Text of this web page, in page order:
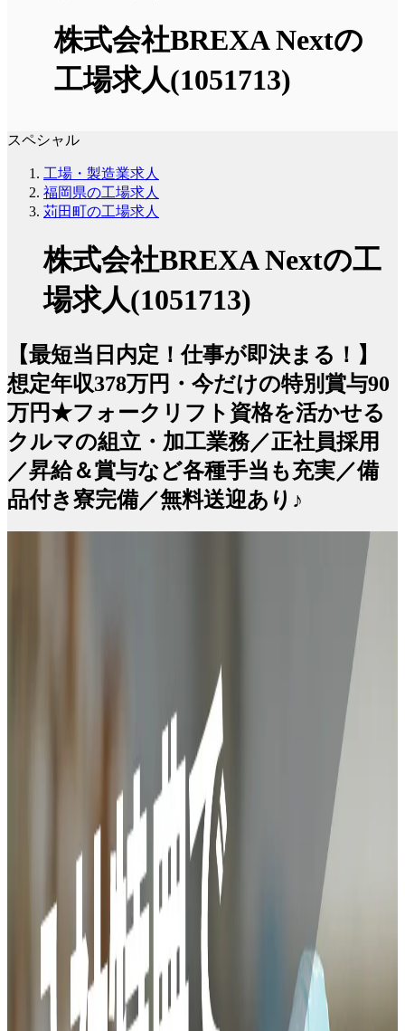
株式会社BREXA Nextの
工場求人(1051713)
スペシャル
工場・製造業求人
福岡県の工場求人
苅田町の工場求人
株式会社BREXA Nextの工
場求人(1051713)
【最短当日内定！仕事が即決まる！】
想定年収378万円・今だけの特別賞与90
万円★フォークリフト資格を活かせる
クルマの組立・加工業務／正社員採用
／昇給＆賞与など各種手当も充実／備
品付き寮完備／無料送迎あり♪